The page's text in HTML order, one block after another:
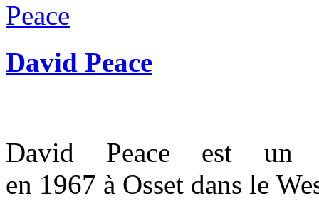
David Peace
David Peace est un
en 1967 à Osset dans le